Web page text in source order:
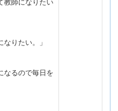
りたい。」
なるので毎日を